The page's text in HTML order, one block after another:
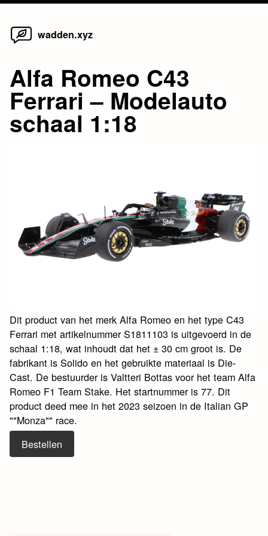
Skip
wadden.xyz
Alfa Romeo C43
Ferrari – Modelauto
schaal 1:18
Dit product van het merk Alfa Romeo en het type C43
Ferrari met artikelnummer S1811103 is uitgevoerd in de
schaal 1:18, wat inhoudt dat het ± 30 cm groot is. De
fabrikant is Solido en het gebruikte materiaal is Die-
Cast. De bestuurder is Valtteri Bottas voor het team Alfa
Romeo F1 Team Stake. Het startnummer is 77. Dit
product deed mee in het 2023 seizoen in de Italian GP
""Monza"" race.
Bestellen